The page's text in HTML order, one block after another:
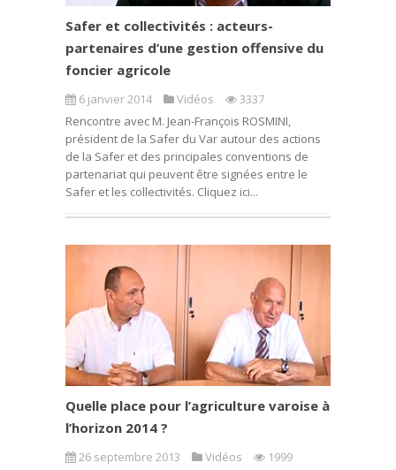
Safer et collectivités : acteurs-
partenaires d’une gestion offensive du
foncier agricole
6 janvier 2014 Vidéos
3337
Rencontre avec M. Jean-François ROSMINI,
président de la Safer du Var autour des actions
de la Safer et des principales conventions de
partenariat qui peuvent être signées entre le
Safer et les collectivités. Cliquez ici...
Quelle place pour l’agriculture varoise à
l’horizon 2014 ?
26 septembre 2013 Vidéos
1999